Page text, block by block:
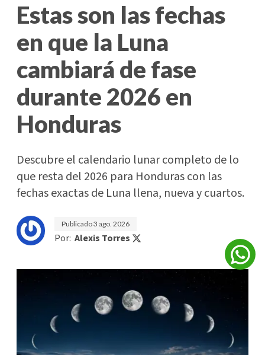
Estas son las fechas
en que la Luna
cambiará de fase
durante 2026 en
Honduras
Descubre el calendario lunar completo de lo
que resta del 2026 para Honduras con las
fechas exactas de Luna llena, nueva y cuartos.
Publicado3 ago. 2026
Por: Alexis Torres